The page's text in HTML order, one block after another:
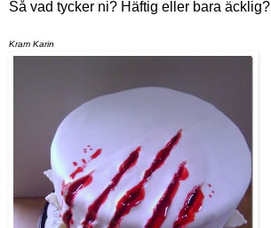
Så vad tycker ni? Häftig eller bara äcklig?
Kram Karin